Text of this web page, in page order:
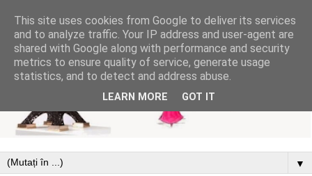
▼
This site uses cookies from Google to deliver its services
and to analyze traffic. Your IP address and user-agent are
shared with Google along with performance and security
metrics to ensure quality of service, generate usage
statistics, and to detect and address abuse.
LEARN MORE GOT IT